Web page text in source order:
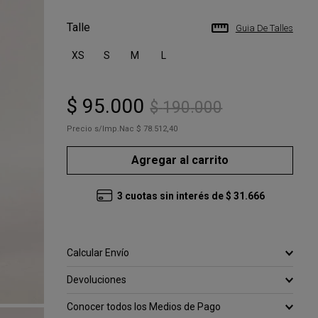
Talle
XS S M
Guia De Talles
$ 95.000 $ 190.000
Precio s/Imp.Nac $ 78.512,40
Agregar al carrito
3 cuotas sin interés de $ 31 .666
Calcular Envío
Devoluciones
Conocer todos los Medios de Pago